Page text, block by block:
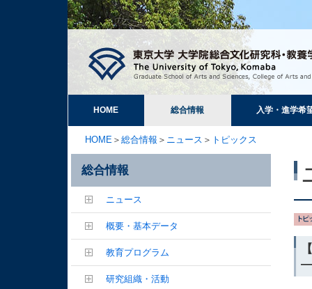
HOME 総合情報 入学・進学希
HOME ＞ 総合情報 ＞ ニュース ＞ トピックス
総合情報
ニュース
概要・基本データ
教育プログラム
研究組織・活動